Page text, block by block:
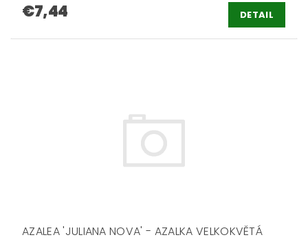
€7,44 DETAIL
AZALEA 'JULIANA NOVA' - AZALKA VELKOKVĚTÁ